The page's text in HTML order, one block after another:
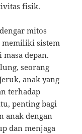
fisik.
mitos
memiliki sistem
depan.
seorang
anak yang
terhadap
penting bagi
anak dengan
dan menjaga